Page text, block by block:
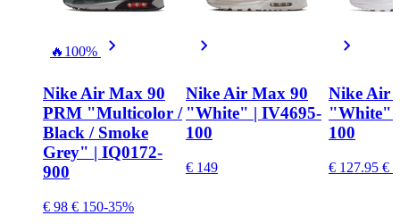
🔥 100%
Nike Air Max 90
PRM "Multicolor /
Black / Smoke
Grey" | IQ0172-
900
€ 98 € 150-35%
Nike Air Max 90
"White" | IV4695-
100
€ 149
Nike Air
"White"
100
€ 127.95 €